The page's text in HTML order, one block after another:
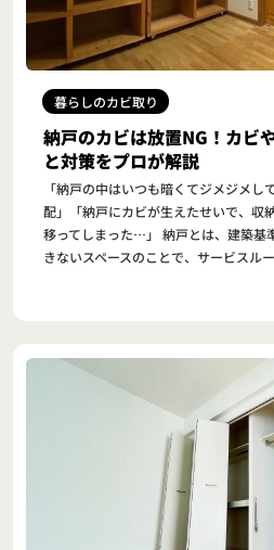
暮らしのカビ取り
納戸のカビは放置NG！カビ
と対策をプロが解説
「納戸の中はいつも暗くてジメジメし
配」「納戸にカビが生えたせいで、収
移ってしまった…」 納戸とは、建築基準法によって居室とは表示で
きないスペースのことで、サービスル